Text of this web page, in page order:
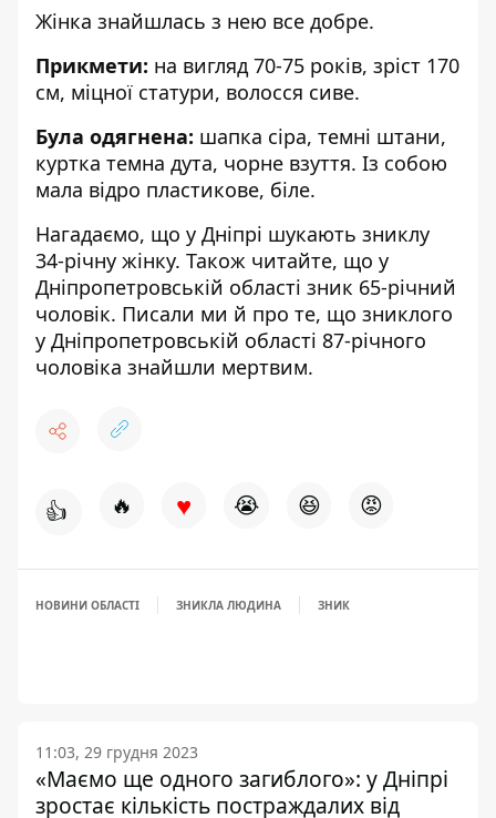
Жінка знайшлась з нею все добре.
Прикмети: на вигляд 70-75 років, зріст 170
см, міцної статури, волосся сиве.
Була одягнена: шапка сіра, темні штани,
куртка темна дута, чорне взуття. Із собою
мала відро пластикове, біле.
Нагадаємо, що у Дніпрі шукають зниклу
34-річну жінку. Також читайте, що у
Дніпропетровській області зник 65-річний
чоловік. Писали ми й про те, що зниклого
у Дніпропетровській області 87-річного
чоловіка знайшли мертвим.
👍 🔥 ♥ 😭 😆 😡
НОВИНИ ОБЛАСТІ ЗНИКЛА ЛЮДИНА ЗНИК
11:03, 29 грудня 2023
«Маємо ще одного загиблого»: у Дніпрі
зростає кількість постраждалих від